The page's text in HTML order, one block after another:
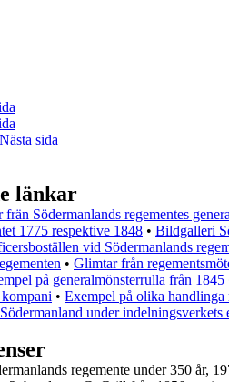
länkar
Södermanlands regementes
1775 respektive 1848 • Bildgalleri
vid Södermanlands
• Glimtar från
på generalmönsterrulla från 1845
• Exempel på olika handlinga
under indelningsverkets
regemente under 350 år,